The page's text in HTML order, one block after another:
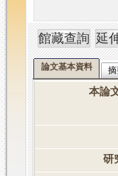
論文基本資料
本論
研